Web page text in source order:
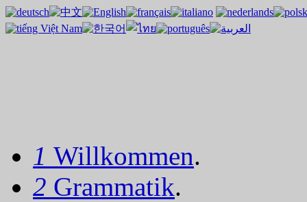
1 Willkommen.
2 Grammatik.